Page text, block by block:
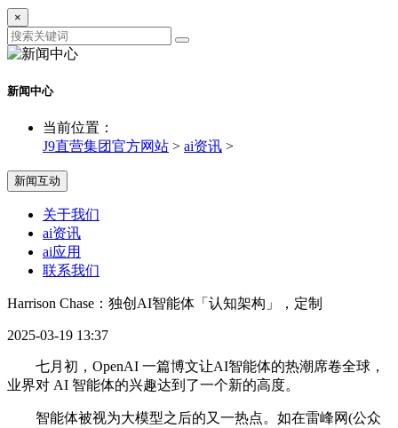
×
新闻中心
当前位置：
J9直营集团官方网站 > ai资讯 >
新闻互动
关于我们
ai资讯
ai应用
联系我们
Harrison Chase：独创AI智能体「认知架构」，定制
2025-03-19 13:37
七月初，OpenAI 一篇博文让AI智能体的热潮席卷全球，
业界对 AI 智能体的兴趣达到了一个新的高度。
智能体被视为大模型之后的又一热点。如在雷峰网(公众